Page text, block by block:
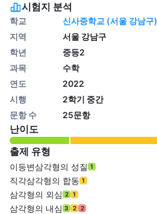
시험지 분석
학교
신사중학교 (서울 강남구)
지역
서울 강남구
학년
중등2
과목
수학
연도
2022
시행
2학기 중간
문항 수
25문항
난이도
출제 유형
이등변삼각형의 성질 1
직각삼각형의 합동 1
삼각형의 외심 2 1
삼각형의 내심 3 2 2